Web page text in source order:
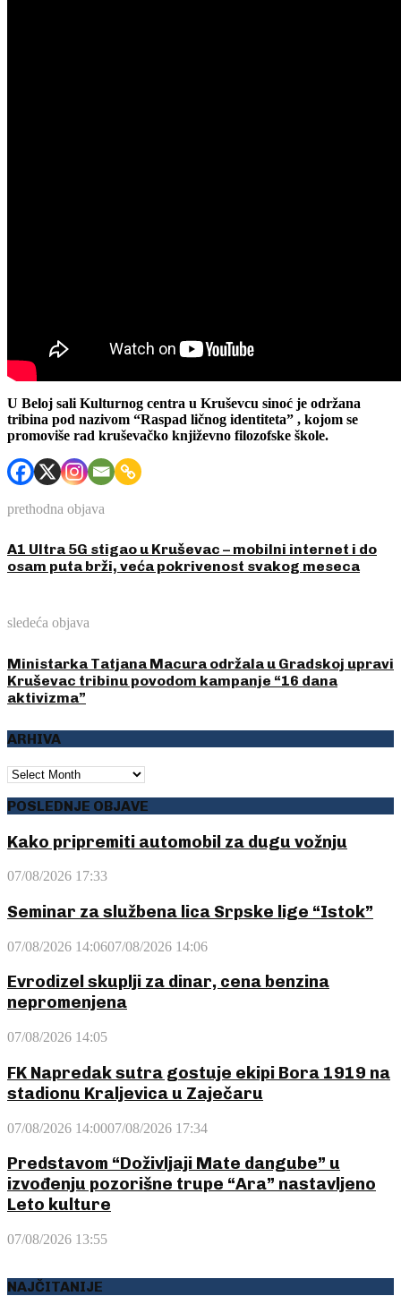
U Beloj sali Kulturnog centra u Kruševcu sinoć je održana
tribina pod nazivom “Raspad ličnog identiteta” , kojom se
promoviše rad kruševačko književno filozofske škole.
prethodna objava
A1 Ultra 5G stigao u Kruševac – mobilni internet i do
osam puta brži, veća pokrivenost svakog meseca
sledeća objava
Ministarka Tatjana Macura održala u Gradskoj upravi
Kruševac tribinu povodom kampanje “16 dana
aktivizma”
ARHIVA
ARHIVA
POSLEDNJE OBJAVE
Kako pripremiti automobil za dugu vožnju
07/08/2026 17:33
Seminar za službena lica Srpske lige “Istok”
07/08/2026 14:0607/08/2026 14:06
Evrodizel skuplji za dinar, cena benzina
nepromenjena
07/08/2026 14:05
FK Napredak sutra gostuje ekipi Bora 1919 na
stadionu Kraljevica u Zaječaru
07/08/2026 14:0007/08/2026 17:34
Predstavom “Doživljaji Mate dangube” u
izvođenju pozorišne trupe “Ara” nastavljeno
Leto kulture
07/08/2026 13:55
NAJČITANIJE